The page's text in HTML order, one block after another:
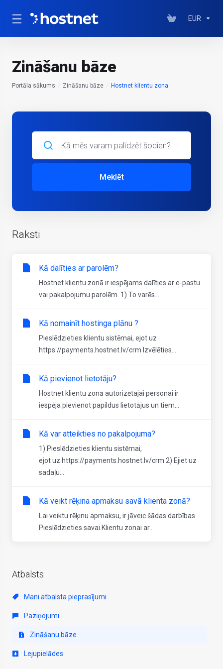
EUR
Zināšanu bāze
Portāla sākums Zināšanu bāze Hostnet klientu zona
Atbalsts
Mani atbalsta pieprasījumi
Paziņojumi
Zināšanu bāze
Lejupielādes
Meklēt
Raksti
Kā dalīties ar parolēm?
Hostnet klientu zonā ir iespējams dalīties ar e-pastu
vai pakalpojumu parolēm. 1) To varēs...
Kā nomainīt hostinga plānu ?
Pieslēdzieties klientu sistēmai, ejot uz
https://payments.hostnet.lv/crm Izvēlēties...
Kā pievienot lietotāju?
Hostnet klientu zonā autorizētajai personai ir
iespēja pievienot papildus lietotājus un tiem...
Kā var atteikties no pakalpojuma?
1) Pieslēdzieties klientu sistēmai,
ejot uz https://payments.hostnet.lv/crm 2) Ejiet uz
sadaļu...
Kā veikt rēķina apmaksu savā klienta zonā?
​Lai veiktu rēķinu apmaksu, ir jāveic šādas darbības.
Pieslēdzieties savai Klientu zonai ar...